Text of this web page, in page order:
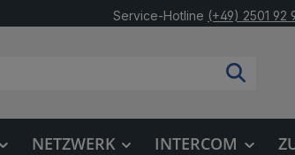
Service-Hotline (+49) 2501 92
NETZWERK INTERCOM